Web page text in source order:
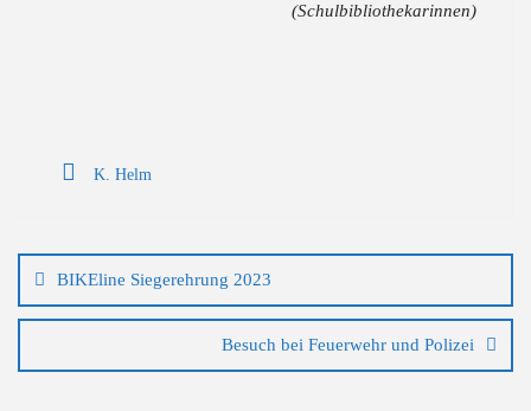
(Schulbibliothekarinnen)
K. Helm
BIKEline Siegerehrung 2023
Besuch bei Feuerwehr und Polizei